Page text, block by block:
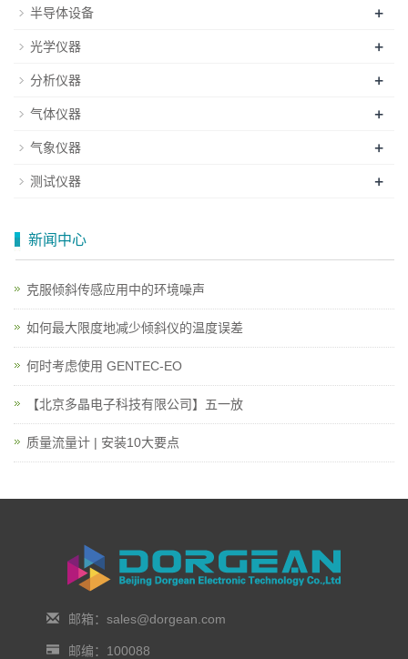
半导体设备 +
光学仪器 +
分析仪器 +
气体仪器 +
气象仪器 +
测试仪器 +
新闻中心
克服倾斜传感应用中的环境噪声
如何最大限度地减少倾斜仪的温度误差
何时考虑使用 GENTEC-EO
【北京多晶电子科技有限公司】五一放
质量流量计 | 安装10大要点
邮箱：sales@dorgean.com
邮编：100088